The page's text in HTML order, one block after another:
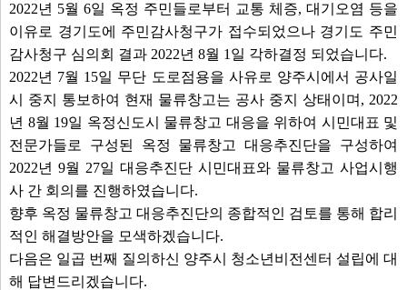
2022년 5월 6일 옥정 주민들로부터 교통 체증, 대기오염 등을
이유로 경기도에 주민감사청구가 접수되었으나 경기도 주민
감사청구 심의회 결과 2022년 8월 1일 각하결정 되었습니다.
2022년 7월 15일 무단 도로점용을 사유로 양주시에서 공사일
시 중지 통보하여 현재 물류창고는 공사 중지 상태이며, 2022
년 8월 19일 옥정신도시 물류창고 대응을 위하여 시민대표 및
전문가들로 구성된 옥정 물류창고 대응추진단을 구성하여
2022년 9월 27일 대응추진단 시민대표와 물류창고 사업시행
사 간 회의를 진행하였습니다.
향후 옥정 물류창고 대응추진단의 종합적인 검토를 통해 합리
적인 해결방안을 모색하겠습니다.
다음은 일곱 번째 질의하신 양주시 청소년비전센터 설립에 대
해 답변드리겠습니다.